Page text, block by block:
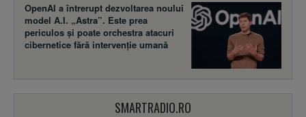
OpenAI a întrerupt dezvoltarea noului
model A.I. „Astra”. Este prea
periculos și poate orchestra atacuri
cibernetice fără intervenție umană
SMARTRADIO.RO